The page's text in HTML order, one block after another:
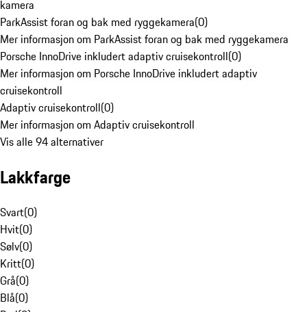
kamera
ParkAssist foran og bak med ryggekamera(0)
Mer informasjon om ParkAssist foran og bak med ryggekamera
Porsche InnoDrive inkludert adaptiv cruisekontroll(0)
Mer informasjon om Porsche InnoDrive inkludert adaptiv
cruisekontroll
Adaptiv cruisekontroll(0)
Mer informasjon om Adaptiv cruisekontroll
Vis alle 94 alternativer
Lakkfarge
Svart(0)
Hvit(0)
Sølv(0)
Kritt(0)
Grå(0)
Blå(0)